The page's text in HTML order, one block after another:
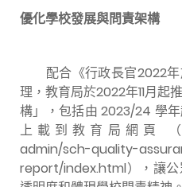
優化學校發展與問責架構
配合《行政長官2022
理，教育局於2022年11月起
構」，包括由 2023/24 學
上載到教育局網頁 （
admin/sch-quality-
report/index.html），讓